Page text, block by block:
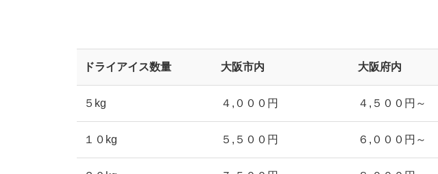
ドライアイス数量 大阪市内 大阪府内
５kg ４,０００円 ４,５００円～
１０kg ５,５００円 ６,０００円～